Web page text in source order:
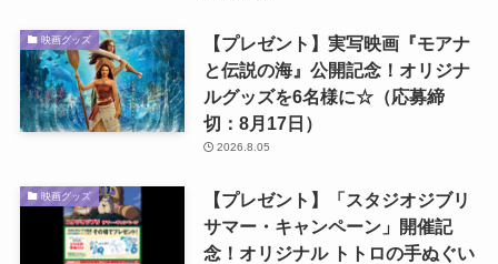
映画グッズ
【プレゼント】実写映画『モアナ
と伝説の海』公開記念！オリジナ
ルグッズを6名様に☆（応募締
切：8月17日）
2026.8.05
映画グッズ
【プレゼント】「スタジオジブリ
サマー・キャンペーン」開催記
念！オリジナル トトロの手ぬぐい